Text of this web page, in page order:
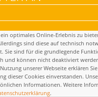
optimales Online-Erlebnis zu
sind diese auf technisch
Sie sind für die grundlegende
und können nicht deaktiviert
unserer Webseite erklären
dieser Cookies einverstanden.
Informationen. Weitere
.